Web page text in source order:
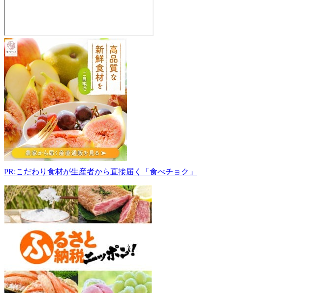
う
か
わ
フ
ァ
ー
ム
マ
ー
ト
520-
1122
滋
賀
県
高
島
市
鵜
36-
1443
PR:こだわり食材が生産者から直接届く「食べチョク」